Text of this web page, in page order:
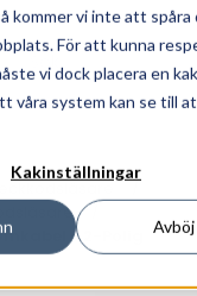
kommer vi inte att spåra
För att kunna
vi dock placera en
våra system kan se till
Kakinställningar
Avböj
- 2-Polig